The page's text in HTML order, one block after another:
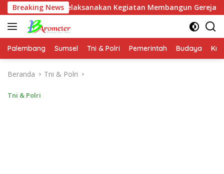
Langsung
ke
konten
Breaking News
Melaksanakan Kegiatan Membangun Gereja Di Distrik Airu
Palembang Sumsel Tni & Polri Pemerintah Budaya
Beranda Tni & Polri
Tni & Polri